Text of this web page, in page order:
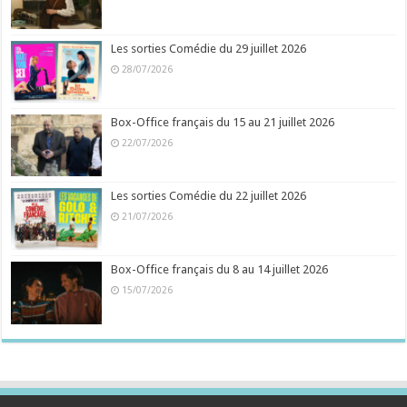
Les sorties Comédie du 29 juillet 2026
28/07/2026
Box-Office français du 15 au 21 juillet 2026
22/07/2026
Les sorties Comédie du 22 juillet 2026
21/07/2026
Box-Office français du 8 au 14 juillet 2026
15/07/2026